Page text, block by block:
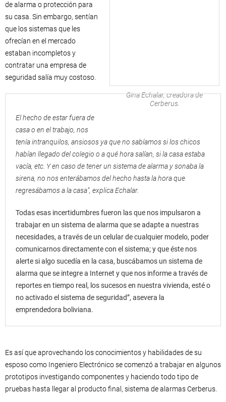
Gina Echalar, creadora de
Cerberus.
de alarma o protección para
su casa. Sin embargo, sentían
que los sistemas que les
ofrecían en el mercado
estaban incompletos y
contratar una empresa de
seguridad salía muy costoso.
El hecho de estar fuera de
casa o en el trabajo, nos
tenía intranquilos, ansiosos ya que no sabíamos si los chicos
habían llegado del colegio o a qué hora salían, si la casa estaba
vacía, etc. Y en caso de tener un sistema de alarma y sonaba la
sirena, no nos enterábamos del hecho hasta la hora que
regresábamos a la casa”, explica Echalar.
Todas esas incertidumbres fueron las que nos impulsaron a
trabajar en un sistema de alarma que se adapte a nuestras
necesidades, a través de un celular de cualquier modelo, poder
comunicarnos directamente con el sistema; y que éste nos
alerte si algo sucedía en la casa, buscábamos un sistema de
alarma que se integre a Internet y que nos informe a través de
reportes en tiempo real, los sucesos en nuestra vivienda, esté o
no activado el sistema de seguridad”, asevera la
emprendedora boliviana.
Es así que aprovechando los conocimientos y habilidades de su
esposo como Ingeniero Electrónico se comenzó a trabajar en algunos
prototipos investigando componentes y haciendo todo tipo de
pruebas hasta llegar al producto final, sistema de alarmas Cerberus.